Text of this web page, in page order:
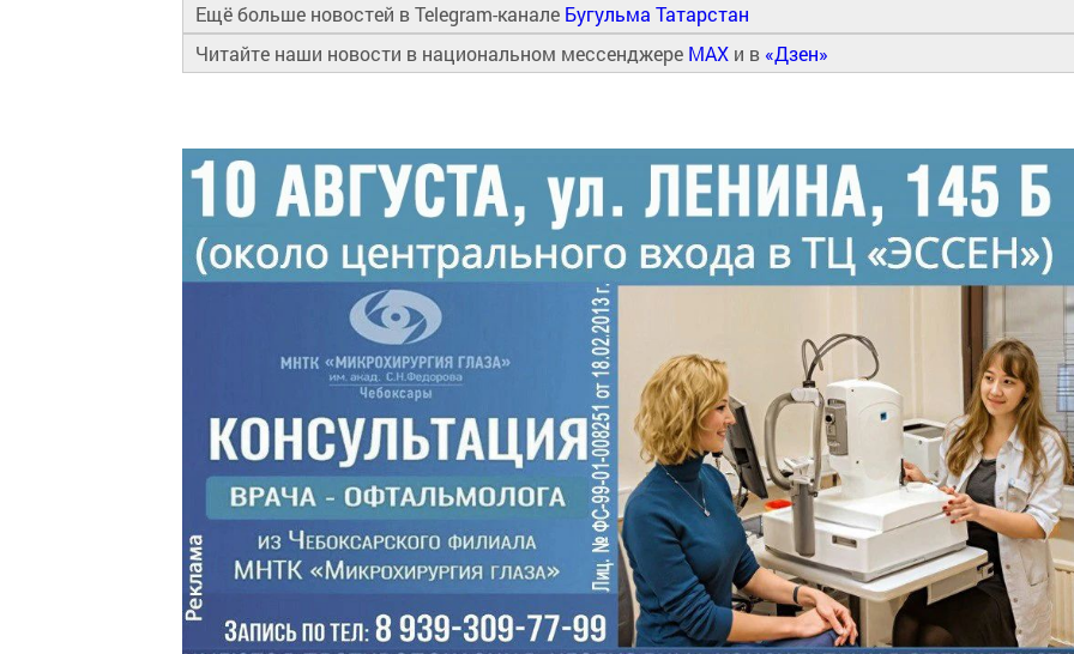
Ещё больше новостей в Telegram-канале Бугульма Татарстан
Читайте наши новости в национальном мессенджере MAX и в «Дзен»